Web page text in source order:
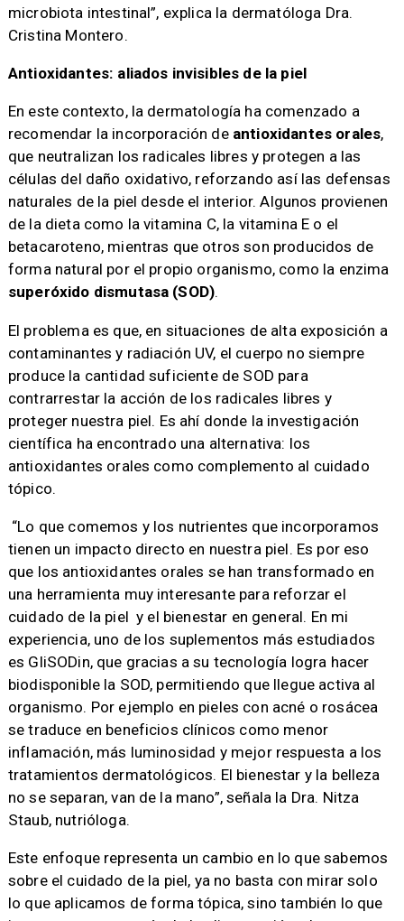
microbiota intestinal”, explica la dermatóloga Dra.
Cristina Montero.
Antioxidantes: aliados invisibles de la piel
En este contexto, la dermatología ha comenzado a
recomendar la incorporación de antioxidantes orales,
que neutralizan los radicales libres y protegen a las
células del daño oxidativo, reforzando así las defensas
naturales de la piel desde el interior. Algunos provienen
de la dieta como la vitamina C, la vitamina E o el
betacaroteno, mientras que otros son producidos de
forma natural por el propio organismo, como la enzima
superóxido dismutasa (SOD).
El problema es que, en situaciones de alta exposición a
contaminantes y radiación UV, el cuerpo no siempre
produce la cantidad suficiente de SOD para
contrarrestar la acción de los radicales libres y
proteger nuestra piel. Es ahí donde la investigación
científica ha encontrado una alternativa: los
antioxidantes orales como complemento al cuidado
tópico.
“Lo que comemos y los nutrientes que incorporamos
tienen un impacto directo en nuestra piel. Es por eso
que los antioxidantes orales se han transformado en
una herramienta muy interesante para reforzar el
cuidado de la piel y el bienestar en general. En mi
experiencia, uno de los suplementos más estudiados
es GliSODin, que gracias a su tecnología logra hacer
biodisponible la SOD, permitiendo que llegue activa al
organismo. Por ejemplo en pieles con acné o rosácea
se traduce en beneficios clínicos como menor
inflamación, más luminosidad y mejor respuesta a los
tratamientos dermatológicos. El bienestar y la belleza
no se separan, van de la mano”, señala la Dra. Nitza
Staub, nutrióloga.
Este enfoque representa un cambio en lo que sabemos
sobre el cuidado de la piel, ya no basta con mirar solo
lo que aplicamos de forma tópica, sino también lo que